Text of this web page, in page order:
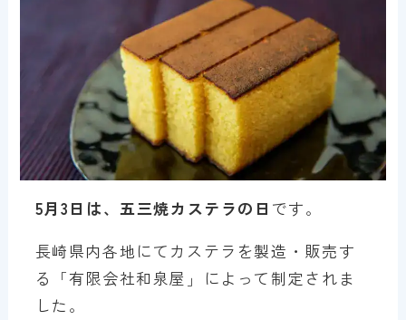
5月3日は、五三焼カステラの日 です。
長崎県内各地にてカステラを製造・販売す
る「有限会社和泉屋」によって制定されま
した。